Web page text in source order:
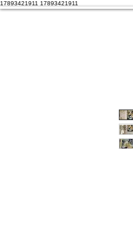
17893421911 17893421911